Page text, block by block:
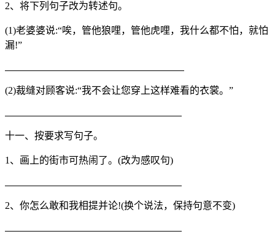
2、将下列句子改为转述句。
(1)老婆婆说:“唉，管他狼哩，管他虎哩，我什么都不怕，就怕
漏!”
(2)裁缝对顾客说:“我不会让您穿上这样难看的衣裳。”
十一、按要求写句子。
1、画上的街市可热闹了。(改为感叹句)
2、你怎么敢和我相提并论!(换个说法，保持句意不变)